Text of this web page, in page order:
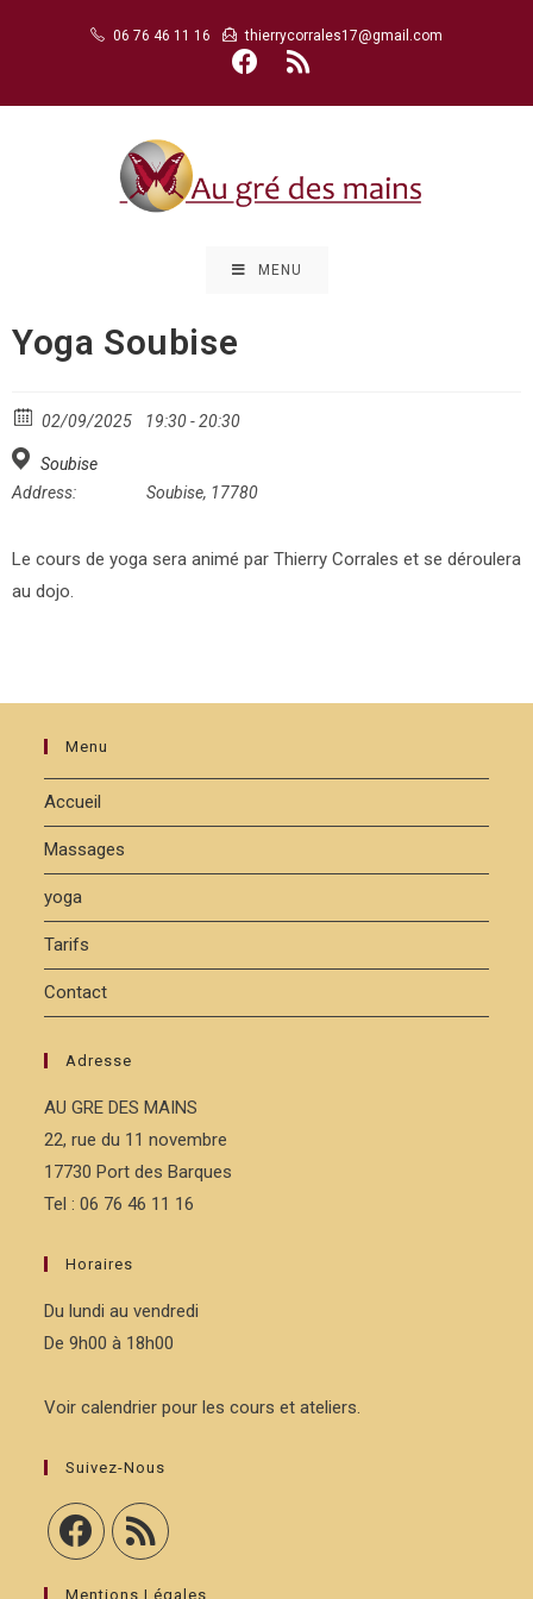
06 76 46 11 16 thierrycorrales17@gmail.com
MENU
Yoga Soubise
02/09/2025 19:30 - 20:30
Soubise
Address:
Soubise, 17780
Le cours de yoga sera animé par Thierry Corrales et se déroulera
au dojo.
Menu
Accueil
Massages
yoga
Tarifs
Contact
Adresse
AU GRE DES MAINS
22, rue du 11 novembre
17730 Port des Barques
Tel : 06 76 46 11 16
Horaires
Du lundi au vendredi
De 9h00 à 18h00
Voir calendrier pour les cours et ateliers.
Suivez-Nous
Mentions Légales